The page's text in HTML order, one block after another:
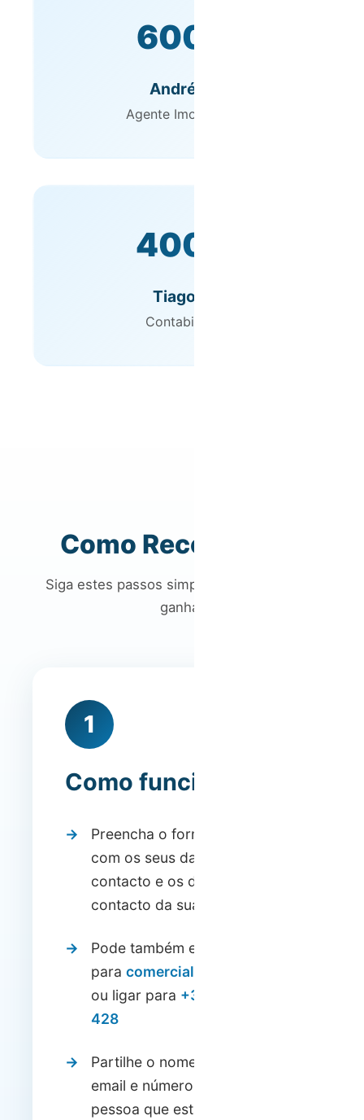
600€
André C.
Agente Imobiliário
400€
Tiago F.
Contabilista
Como Recomendar
Siga estes passos simples para começar a
ganhar
1
Como funciona?
Preencha o formulário abaixo
com os seus dados de
contacto e os dados de
contacto da sua indicação
Pode também enviar um email
para comercial@hostwise.pt
ou ligar para +351 308 800
428
Partilhe o nome, endereço de
email e número de telefone da
pessoa que está a